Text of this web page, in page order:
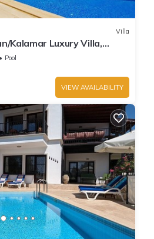
Villa
Kalamar Luxury Villa,
to the Beach.
Pool
VIEW AVAILABILITY